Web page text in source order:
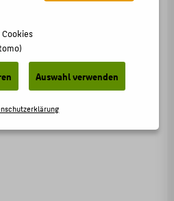
› 2017
Club
FÜR
Auswahl verwenden